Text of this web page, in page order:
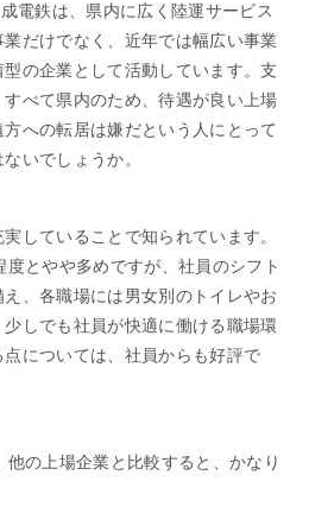
電鉄は、県内に広く陸運サービス
だけでなく、近年では幅広い事業
の企業として活動しています。支
べて県内のため、待遇が良い上場
への転居は嫌だという人にとって
いでしょうか。
していることで知られています。
とやや多めですが、社員のシフト
、各職場には男女別のトイレやお
しでも社員が快適に働ける職場環
については、社員からも好評で
の上場企業と比較すると、かなり